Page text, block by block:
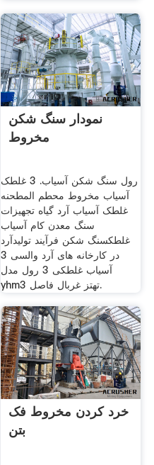
نمودار سنگ شکن
مخروط
رول سنگ شکن آسیاب. 3 غلطک
آسیاب مخروط محطم المطحنه
غلطک آسیاب آرد گیاه تجهیزات
سنگ معدن کام آسیاب
غلطکسنگ شکن فرآیند تولیدآرد
در کارخانه های آرد والسی 3
آسياب غلطکی 3 رول مدل
yhm3 تهتز غربال فاصل.
خرد کردن مخروط فک
بتن